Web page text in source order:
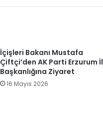
İçişleri Bakanı Mustafa
Çiftçi’den AK Parti Erzurum İl
Başkanlığına Ziyaret
16 Mayıs 2026